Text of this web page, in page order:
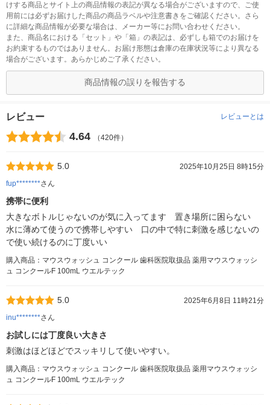
けする商品とサイト上の商品情報の表記が異なる場合がございますので、ご使
用前には必ずお届けした商品の商品ラベルや注意書きをご確認ください。さら
に詳細な商品情報が必要な場合は、メーカー等にお問い合わせください。
また、商品名における「セット」や「箱」の表記は、必ずしも箱でのお届けを
お約束するものではありません。お届け形態は倉庫の在庫状況等により異なる
場合がございます。あらかじめご了承ください。
商品情報の誤りを報告する
レビュー レビューとは
4.64 （420件）
5.0
2025年10月25日 8時15分
fup********さん
携帯に便利
大きなボトルじゃないのが気に入ってます 置き場所に困らない
水に薄めて使うので携帯しやすい 口の中で特に刺激を感じないの
で使い続けるのに丁度いい
購入商品：マウスウォッシュ コンクール 歯科医院取扱品 薬用マウスウォッシ
ュ コンクールF 100mL ウエルテック
5.0
2025年6月8日 11時21分
inu********さん
お試しには丁度良い大きさ
刺激はほどほどでスッキリして使いやすい。
購入商品：マウスウォッシュ コンクール 歯科医院取扱品 薬用マウスウォッシ
ュ コンクールF 100mL ウエルテック